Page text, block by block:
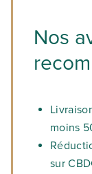
Nos
moins
sur